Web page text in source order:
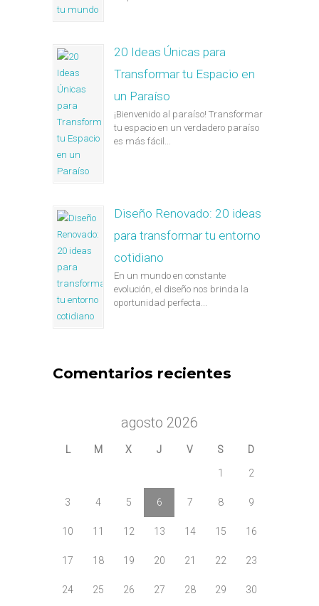
20 Ideas Únicas para
Transformar tu Espacio en
un Paraíso
¡Bienvenido al paraíso! Transformar
tu espacio en un verdadero paraíso
es más fácil...
Diseño Renovado: 20 ideas
para transformar tu entorno
cotidiano
En un mundo en constante
evolución, el diseño nos brinda la
oportunidad perfecta...
Comentarios recientes
agosto 2026
L M X J V S D
1 2
3 4 5 6 7 8 9
10 11 12 13 14 15 16
17 18 19 20 21 22 23
24 25 26 27 28 29 30